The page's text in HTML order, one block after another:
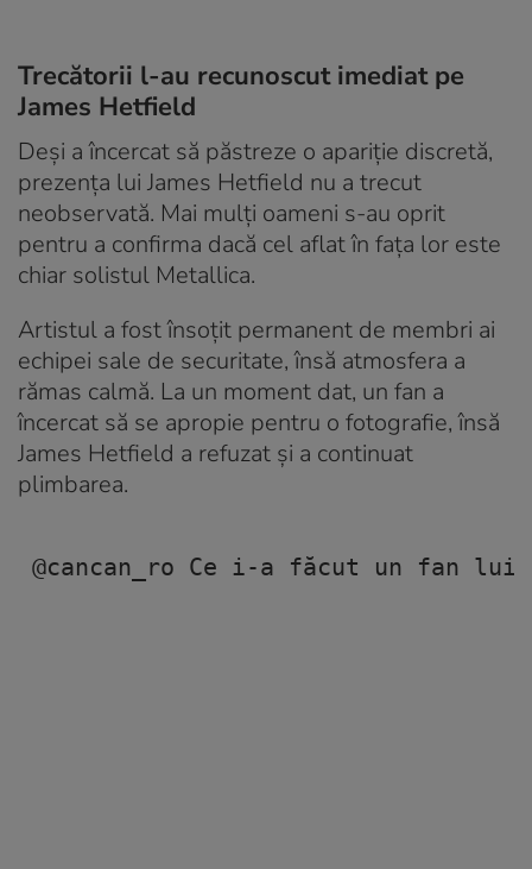
Trecătorii l-au recunoscut imediat pe
James Hetfield
Deși a încercat să păstreze o apariție discretă,
prezența lui James Hetfield nu a trecut
neobservată. Mai mulți oameni s-au oprit
pentru a confirma dacă cel aflat în fața lor este
chiar solistul Metallica.
Artistul a fost însoțit permanent de membri ai
echipei sale de securitate, însă atmosfera a
rămas calmă. La un moment dat, un fan a
încercat să se apropie pentru o fotografie, însă
James Hetfield a refuzat și a continuat
plimbarea.
@cancan_ro Ce i-a făcut un fan lui